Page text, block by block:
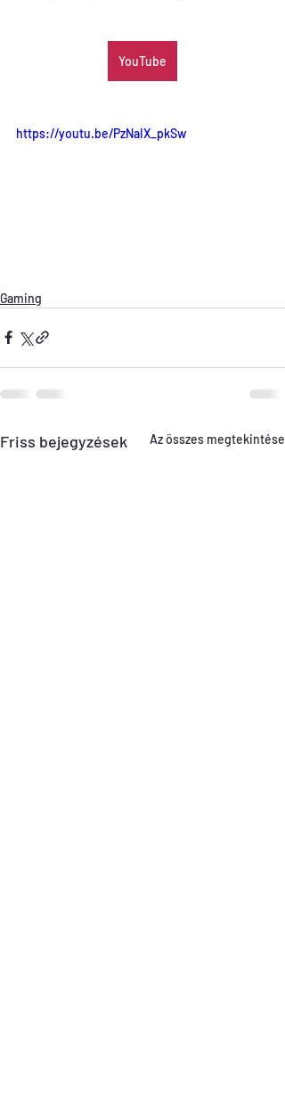
YouTube
https://youtu.be/PzNaIX_pkSw
Gaming
Friss bejegyzések Az összes megtekintése